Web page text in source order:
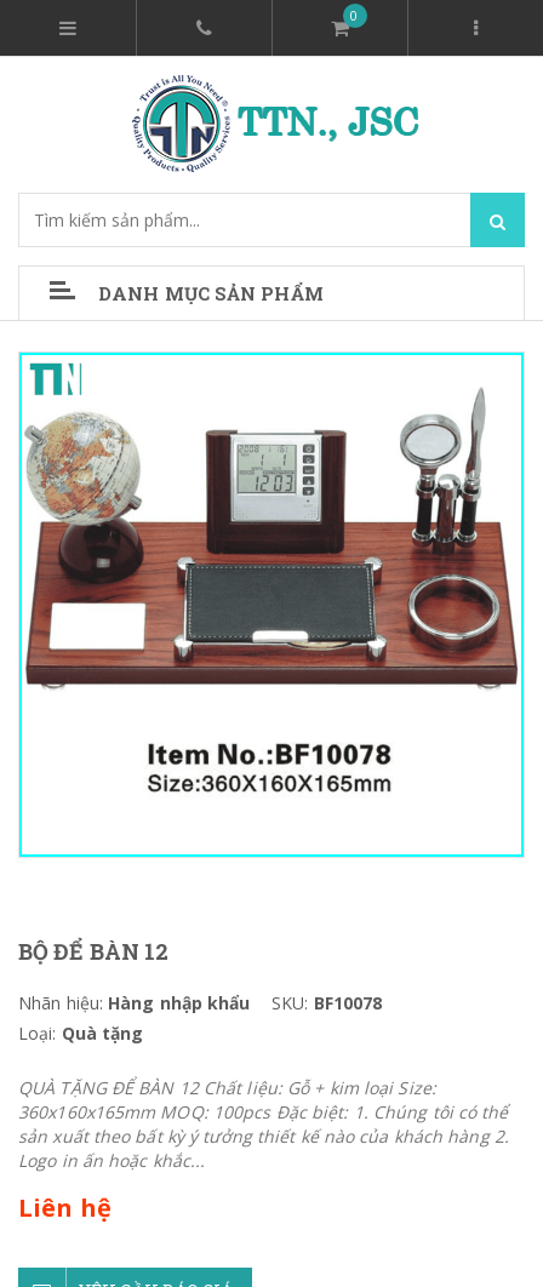
0
DANH MỤC SẢN PHẨM
BỘ ĐỂ BÀN 12
Nhãn hiệu: Hàng nhập khẩu SKU: BF10078
Loại: Quà tặng
QUÀ TẶNG ĐỂ BÀN 12 Chất liệu: Gỗ + kim loại Size:
360x160x165mm MOQ: 100pcs Đặc biệt: 1. Chúng tôi có thể
sản xuất theo bất kỳ ý tưởng thiết kế nào của khách hàng 2.
Logo in ấn hoặc khắc...
Liên hệ